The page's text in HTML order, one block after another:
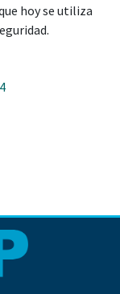
hoy se utiliza